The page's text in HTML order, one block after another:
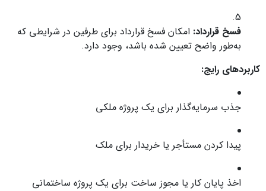
فسخ قرارداد: امکان فسخ قرارداد برای طرفین در شرایطی که
به‌طور واضح تعیین شده باشد، وجود دارد.
کاربردهای رایج:
جذب سرمایه‌گذار برای یک پروژه ملکی
پیدا کردن مستأجر یا خریدار برای ملک
اخذ پایان کار یا مجوز ساخت برای یک پروژه ساختمانی